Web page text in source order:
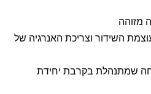
מזוהה
השידור וצריכת האנרגיה של
במהלך שיחה שמתנהלת בקרבת יחידת